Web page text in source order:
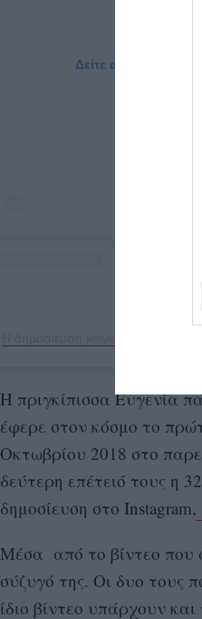
Δείτε αυτή τη
Η πριγκίπισσα Ευγενία
έφερε στον κόσμο το
Οκτωβρίου 2018 στο
δεύτερη επέτειό τους η
δημοσίευση στο Instagram,
Μέσα από το βίντεο που
σύζυγό της. Οι δυο τους
ίδιο βίντεο υπάρχουν